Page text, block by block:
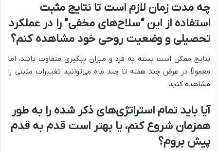
چه مدت زمان لازم است تا نتایج مثبت
استفاده از این “سلاح‌های مخفی” را در عملکرد
تحصیلی و وضعیت روحی خود مشاهده کنم؟
نتایج ممکن است بسته به فرد و میزان پیگیری متفاوت باشد، اما
معمولاً در عرض چند هفته تا چند ماه می‌توانید تغییرات مثبتی را
مشاهده کنید.
آیا باید تمام استراتژی‌های ذکر شده را به طور
همزمان شروع کنم، یا بهتر است قدم به قدم
پیش بروم؟